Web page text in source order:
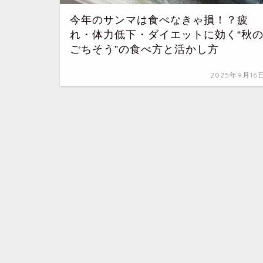
今年のサンマは食べなきゃ損！？疲
れ・体力低下・ダイエットに効く“秋の
ごちそう”の食べ方と活かし方
2025年9月16